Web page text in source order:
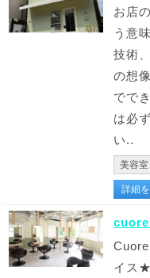
お店
う意
技術
の想
でで
は必
い..
美容室
詳細
イス